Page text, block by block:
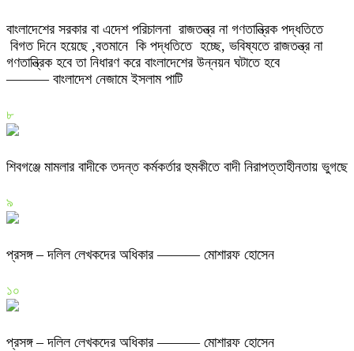
বাংলাদেশের সরকার বা এদেশ পরিচালনা রাজতন্ত্র না গণতান্ত্রিক পদ্ধতিতে
বিগত দিনে হয়েছে ,বতমানে কি পদ্ধতিতে হচ্ছে, ভবিষ্যতে রাজতন্ত্র না
গণতান্ত্রিক হবে তা নিধারণ করে বাংলাদেশের উন্নয়ন ঘটাতে হবে
——— বাংলাদেশ নেজামে ইসলাম পাটি
৮
শিবগঞ্জে মামলার বাদীকে তদন্ত কর্মকর্তার হুমকীতে বাদী নিরাপত্তাহীনতায় ভুগছে
৯
প্রসঙ্গ – দলিল লেখকদের অধিকার ——— মোশারফ হোসেন
১০
প্রসঙ্গ – দলিল লেখকদের অধিকার ——— মোশারফ হোসেন